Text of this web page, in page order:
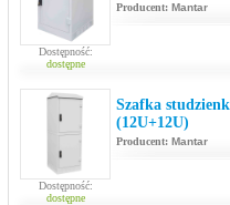
Dostępność:
dostępne
Producent: Mantar
Dostępność:
dostępne
Szafka
(12U+12U)
Producent: Mantar